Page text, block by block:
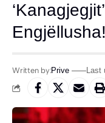
Engjëllusha!
Written by:Prive Last